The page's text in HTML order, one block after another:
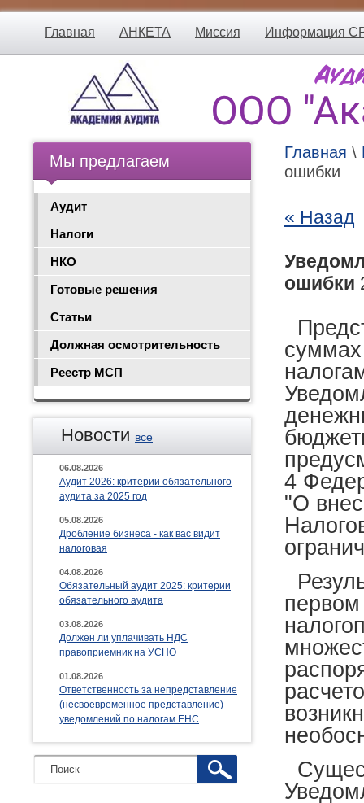
Главная АНКЕТА Миссия Информация
Мы предлагаем
Аудит
Налоги
НКО
Готовые решения
Статьи
Должная осмотрительность
Реестр МСП
Новости все
06.08.2026
Аудит 2026: критерии обязательного
аудита за 2025 год
05.08.2026
Дробление бизнеса - как вас видит
налоговая
04.08.2026
Обязательный аудит 2025: критерии
обязательного аудита
03.08.2026
Должен ли уплачивать НДС
правоприемник на УСНО
01.08.2026
Ответственность за непредставление
(несвоевременное представление)
уведомлений по налогам ЕНС
Главная \
ошибки
« Назад
ошибки
4
"О
первом